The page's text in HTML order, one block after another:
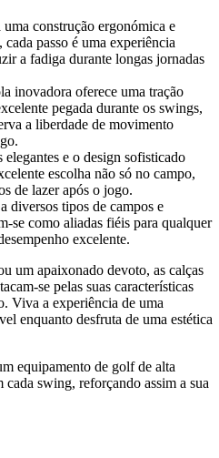
uma construção ergonómica e
passo é uma experiência
a fadiga durante longas jornadas
inovadora oferece uma tração
pegada durante os swings,
a liberdade de movimento
elegantes e o design sofisticado
escolha não só no campo,
de lazer após o jogo.
diversos tipos de campos e
se como aliadas fiéis para qualquer
excelente.
um apaixonado devoto, as calças
se pelas suas características
Viva a experiência de uma
enquanto desfruta de uma estética
equipamento de golf de alta
swing, reforçando assim a sua